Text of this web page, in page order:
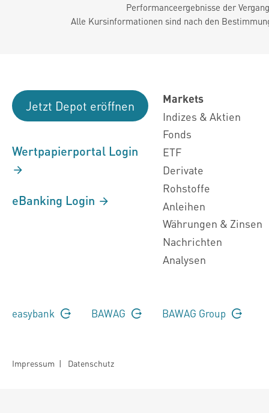
Performanceergebnisse der
Alle Kursinformationen sind nach den
Jetzt Depot eröffnen
Wertpapierportal Login
eBanking Login
Markets
Indizes & Aktien
Fonds
ETF
Derivate
Rohstoffe
Anleihen
Währungen & Zinsen
Nachrichten
Analysen
easybank BAWAG BAWAG Group
Impressum | Datenschutz